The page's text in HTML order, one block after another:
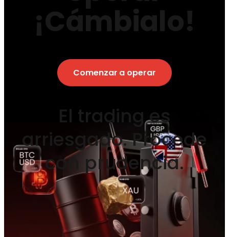
¡Cámbialo!
Comenzar a operar
El trading es
arriesgado. Procede
con prudencia.